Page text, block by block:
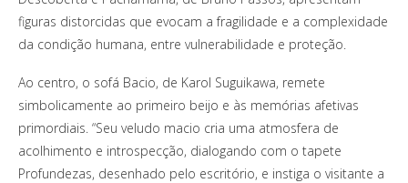
figuras distorcidas que evocam a fragilidade e a complexidade
da condição humana, entre vulnerabilidade e proteção.
Ao centro, o sofá Bacio, de Karol Suguikawa, remete
simbolicamente ao primeiro beijo e às memórias afetivas
primordiais. “Seu veludo macio cria uma atmosfera de
acolhimento e introspecção, dialogando com o tapete
Profundezas, desenhado pelo escritório, e instiga o visitante a